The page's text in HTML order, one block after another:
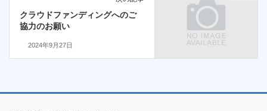
クラウドファンディングへのご
協力のお願い
2024年9月27日